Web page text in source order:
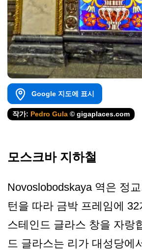
Google 지도에 표시
작가: Pedro Gula © gigaplaces.com
모스크바 지하철
Novoslobodskaya 역은 정
턴을 따라 금박 프레임에
스테인드 글라스 창을 자랑
드 글라스는 리가 대성당에